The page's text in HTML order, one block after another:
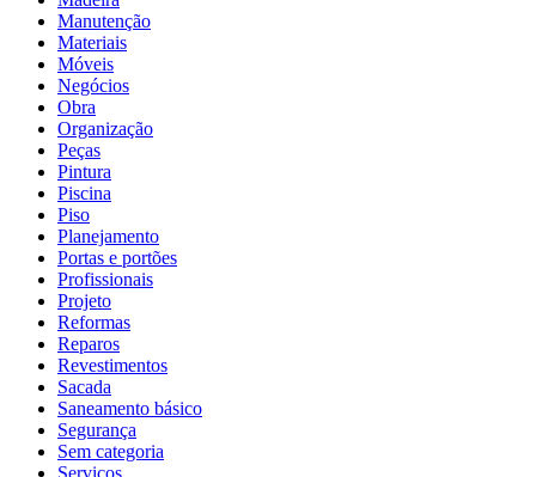
Manutenção
Materiais
Móveis
Negócios
Obra
Organização
Peças
Pintura
Piscina
Piso
Planejamento
Portas e portões
Profissionais
Projeto
Reformas
Reparos
Revestimentos
Sacada
Saneamento básico
Segurança
Sem categoria
Serviços